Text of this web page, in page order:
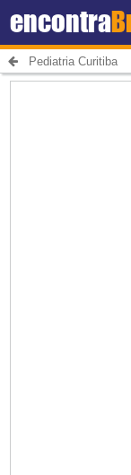
encontra
Pediatria Curitiba